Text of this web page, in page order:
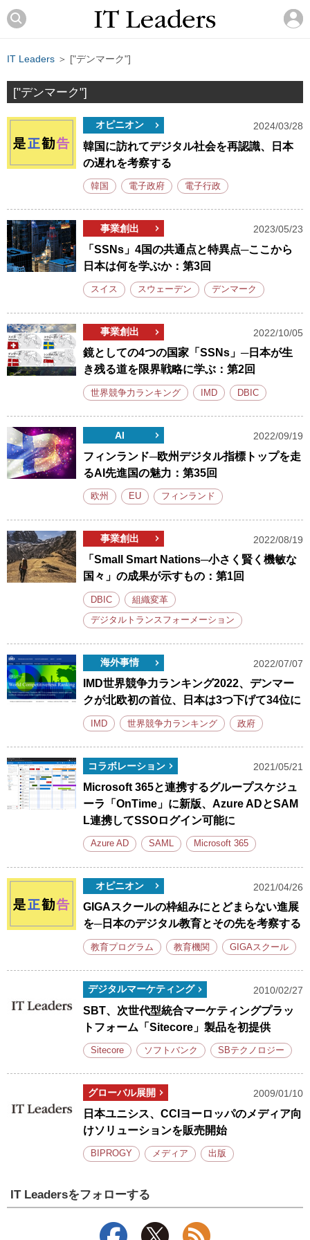
IT Leaders ＞ ["デンマーク"]
["デンマーク"]
オピニオン 2024/03/28
韓国に訪れてデジタル社会を再認識、日本
の遅れを考察する
韓国 電子政府 電子行政
事業創出 2023/05/23
「SSNs」4国の共通点と特異点─ここから
日本は何を学ぶか：第3回
スイス スウェーデン デンマーク
事業創出 2022/10/05
鏡としての4つの国家「SSNs」─日本が生
き残る道を限界戦略に学ぶ：第2回
世界競争力ランキング IMD DBIC
AI 2022/09/19
フィンランド─欧州デジタル指標トップを走
るAI先進国の魅力：第35回
欧州 EU フィンランド
事業創出 2022/08/19
「Small Smart Nations─小さく賢く機敏な
国々」の成果が示すもの：第1回
DBIC 組織変革
デジタルトランスフォーメーション
海外事情 2022/07/07
IMD世界競争力ランキング2022、デンマー
クが北欧初の首位、日本は3つ下げて34位に
IMD 世界競争力ランキング 政府
コラボレーション 2021/05/21
Microsoft 365と連携するグループスケジュ
ーラ「OnTime」に新版、Azure ADとSAM
L連携してSSOログイン可能に
Azure AD SAML Microsoft 365
オピニオン 2021/04/26
GIGAスクールの枠組みにとどまらない進展
を─日本のデジタル教育とその先を考察する
教育プログラム 教育機関 GIGAスクール
デジタルマーケティング 2010/02/27
SBT、次世代型統合マーケティングプラッ
トフォーム「Sitecore」製品を初提供
Sitecore ソフトバンク SBテクノロジー
グローバル展開 2009/01/10
日本ユニシス、CCIヨーロッパのメディア向
けソリューションを販売開始
BIPROGY メディア 出版
IT Leadersをフォローする